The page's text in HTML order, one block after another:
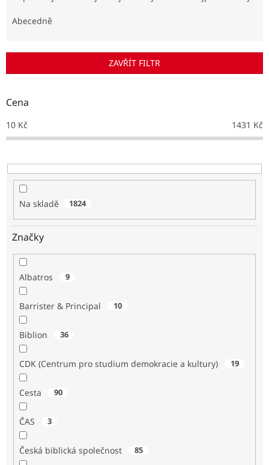
r
d
k
t
Abecedně
ZAVŘÍT FILTR
Cena
10 Kč 1431 Kč
Na skladě 1824
Značky
Albatros 9
Barrister & Principal 10
Biblion 36
CDK (Centrum pro studium demokracie a kultury) 19
Cesta 90
ČAS 3
Česká biblická společnost 85